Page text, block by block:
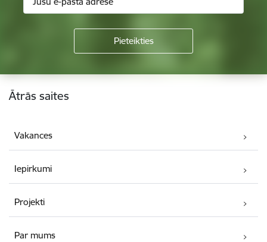
Kājene
Ātrās saites
Vakances
Iepirkumi
Projekti
Par mums